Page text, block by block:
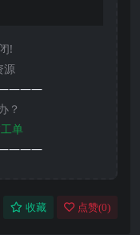
!
源
？
单
收藏 点赞(0)